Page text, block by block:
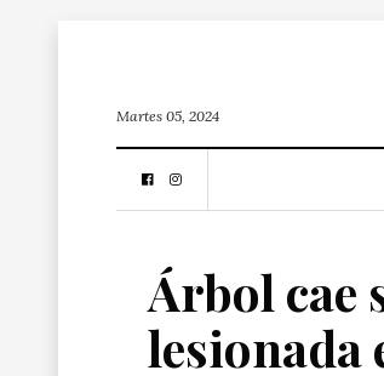
Martes 05, 2024
Árbol cae
lesionada